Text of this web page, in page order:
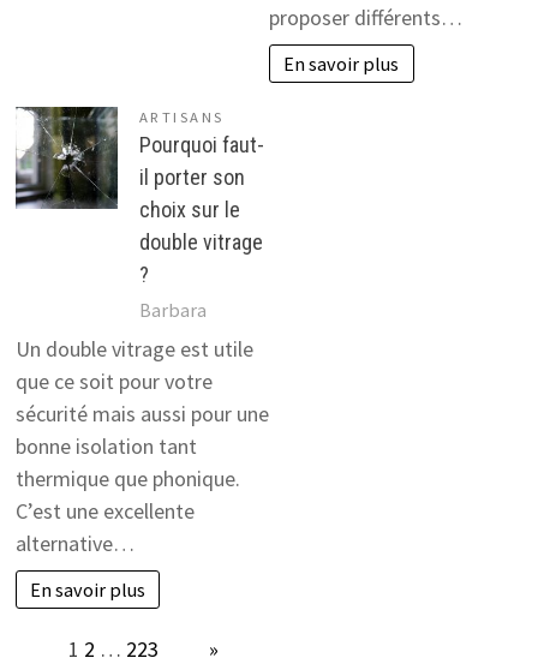
proposer différents…
En savoir plus
ARTISANS
Pourquoi faut-
il porter son
choix sur le
double vitrage
?
Barbara
Un double vitrage est utile
que ce soit pour votre
sécurité mais aussi pour une
bonne isolation tant
thermique que phonique.
C’est une excellente
alternative…
En savoir plus
1 2 … 223 »